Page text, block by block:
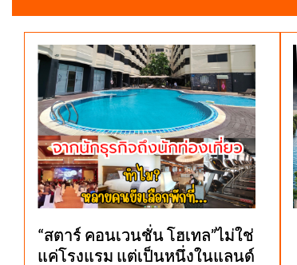
“สตาร์ คอนเวนชั่น โฮเทล”ไม่ใช่
แค่โรงแรม แต่เป็นหนึ่งในแลนด์